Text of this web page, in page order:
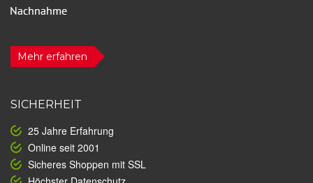
Mehr erfahren
SICHERHEIT
25 Jahre Erfahrung
Online seit 2001
Sicheres Shoppen mit SSL